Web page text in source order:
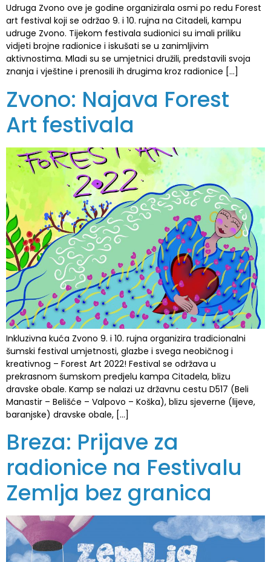
Udruga Zvono ove je godine organizirala osmi po redu Forest
art festival koji se održao 9. i 10. rujna na Citadeli, kampu
udruge Zvono. Tijekom festivala sudionici su imali priliku
vidjeti brojne radionice i iskušati se u zanimljivim
aktivnostima. Mladi su se umjetnici družili, predstavili svoja
znanja i vještine i prenosili ih drugima kroz radionice […]
Zvono: Najava Forest
Art festivala
Inkluzivna kuća Zvono 9. i 10. rujna organizira tradicionalni
šumski festival umjetnosti, glazbe i svega neobičnog i
kreativnog – Forest Art 2022! Festival se održava u
prekrasnom šumskom predjelu kampa Citadela, blizu
dravske obale. Kamp se nalazi uz državnu cestu D517 (Beli
Manastir – Belišće – Valpovo – Koška), blizu sjeverne (lijeve,
baranjske) dravske obale, […]
Breza: Prijave za
radionice na Festivalu
Zemlja bez granica